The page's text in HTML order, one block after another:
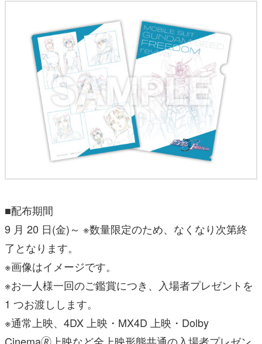
■配布期間
9 月 20 日(金)～ ※数量限定のため、なくなり次第終
了となります。
※画像はイメージです。
※お一人様一回のご鑑賞につき、入場者プレゼントを
1 つお渡しします。
※通常上映、4DX 上映・MX4D 上映・Dolby
Cinema🄬上映など全上映形態共通の入場者プレゼン